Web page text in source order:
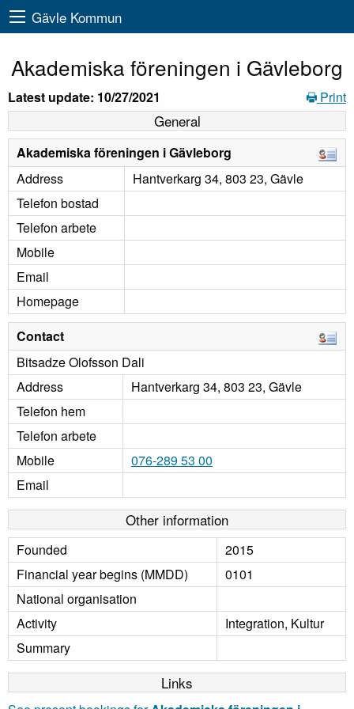
Gävle Kommun
Akademiska föreningen i Gävleborg
Latest update: 10/27/2021 Print
General
Akademiska föreningen i Gävleborg
Address
Hantverkarg 34, 803 23, Gävle
Telefon bostad
Telefon arbete
Mobile
Email
Homepage
Contact
Bitsadze Olofsson Dali
Address
Hantverkarg 34, 803 23, Gävle
Telefon hem
Telefon arbete
Mobile
076-289 53 00
Email
Other information
Founded
2015
Financial year begins (MMDD)
0101
National organisation
Activity
Integration, Kultur
Summary
Links